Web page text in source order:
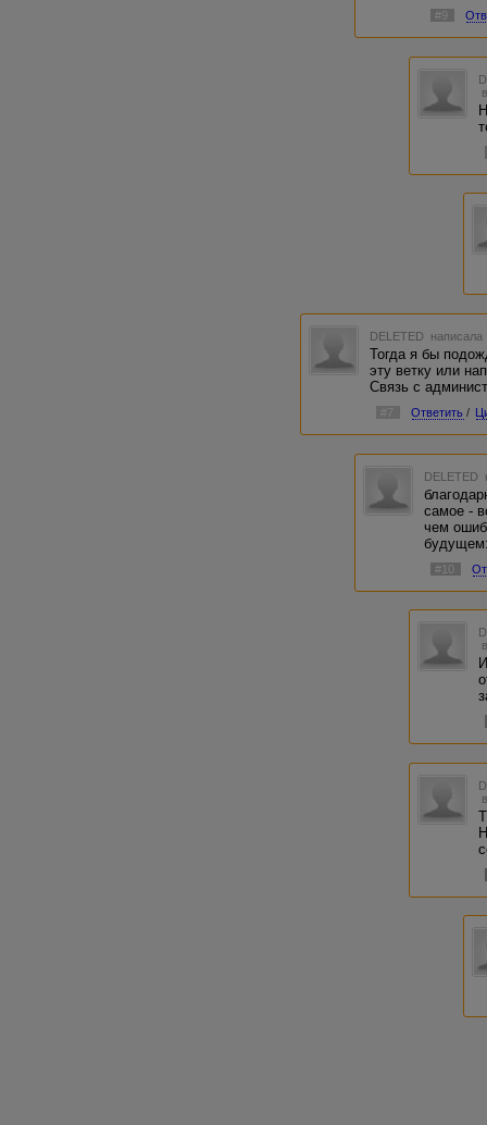
#9
DELETED
Тогда я бы
эту ветку или
Связь с
#7 Ответить /
DELETED
самое -
чем
#10